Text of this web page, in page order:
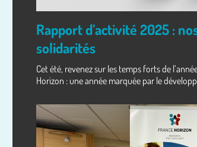
Rapport d’activité 2025 :
solidarités
Cet été, revenez sur les temps forts de
Horizon : une année marquée par le